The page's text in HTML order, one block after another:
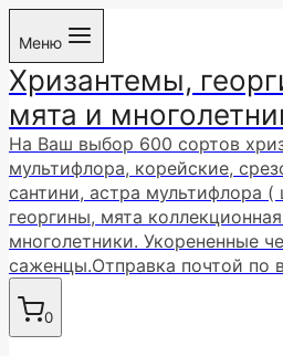
Перейти
содержимому
Меню
Хризантемы,
мята и
На Ваш выбор 600 сортов
мультифлора, корейские,
сантини, астра мультифлора (
георгины, мята
многолетники. Укорененные
саженцы.Отправка почтой по
0